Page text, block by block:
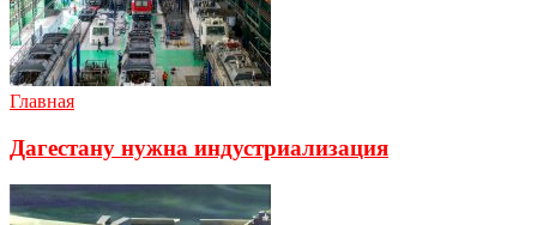
Главная
Дагестану нужна индустриализация